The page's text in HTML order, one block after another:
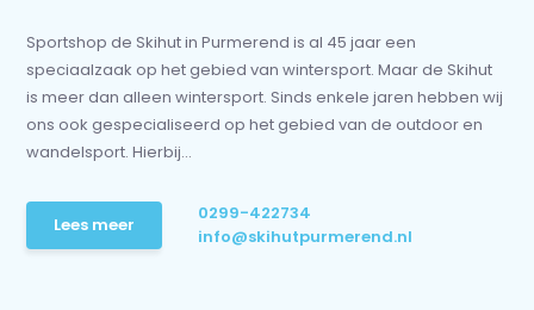
Sportshop de Skihut in Purmerend is al 45 jaar een
speciaalzaak op het gebied van wintersport. Maar de Skihut
is meer dan alleen wintersport. Sinds enkele jaren hebben wij
ons ook gespecialiseerd op het gebied van de outdoor en
wandelsport. Hierbij...
Lees meer
0299-422734
info@skihutpurmerend.nl